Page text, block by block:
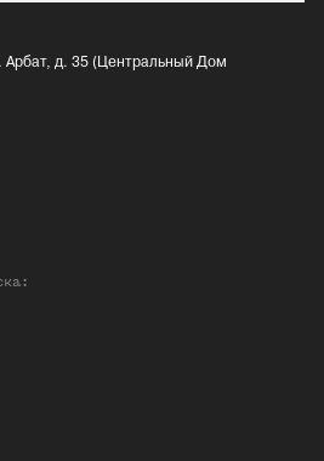
д. 35 (Центральный Дом